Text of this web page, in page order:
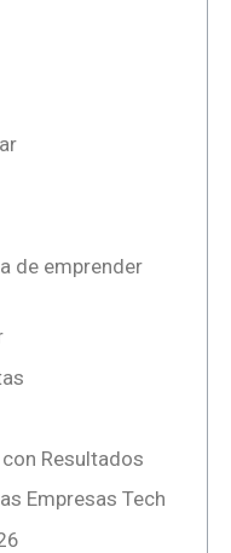
de emprender
Resultados
Empresas Tech